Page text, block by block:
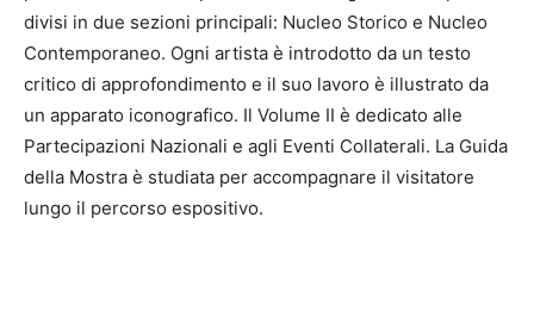
divisi in due sezioni principali: Nucleo Storico e Nucleo
Contemporaneo. Ogni artista è introdotto da un testo
critico di approfondimento e il suo lavoro è illustrato da
un apparato iconografico. Il Volume II è dedicato alle
Partecipazioni Nazionali e agli Eventi Collaterali. La Guida
della Mostra è studiata per accompagnare il visitatore
lungo il percorso espositivo.